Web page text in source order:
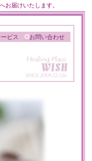
届けいたします。
ビス お問い合わせ